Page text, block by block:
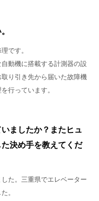
です。
動機に搭載する計測器の設
り引き先から届いた故障機
行っています。
ましたか？またヒュ
決め手を教えてくだ
た。三重県でエレベーター
。